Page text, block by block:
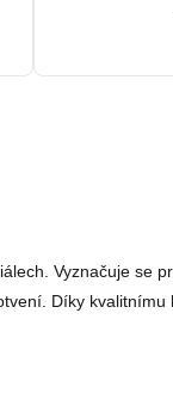
Vyznačuje
Díky